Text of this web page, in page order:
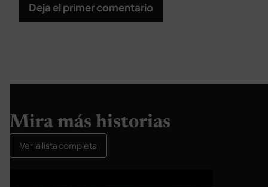
Deja el primer comentario
Mira más historias
Ver la lista completa